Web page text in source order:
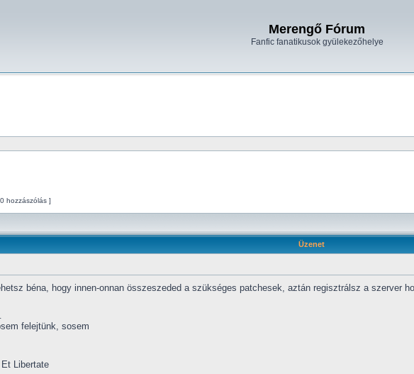
Merengő Fórum
Fanfic fanatikusok gyülekezőhelye
hozzászólás ]
Üzenet
béna, hogy innen-onnan összeszeded a szükséges patchesek, aztán regisztrálsz a szerver
felejtünk, sosem
Libertate